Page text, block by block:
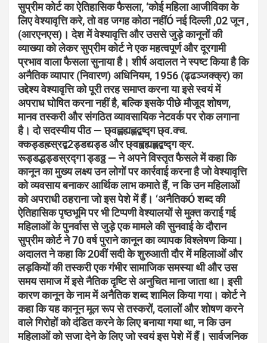
सुप्रीम कोर्ट का ऐतिहासिक फैसला, ‘कोई महिला आजीविका के
लिए वेश्यावृत्ति करे, तो वह जगह कोठा नहींÓ नई दिल्ली ,02 जून ,
(आरएनएस)। देश में वेश्यावृत्ति और उससे जुड़े कानूनों की
व्याख्या को लेकर सुप्रीम कोर्ट ने एक महत्वपूर्ण और दूरगामी
प्रभाव वाला फैसला सुनाया है। शीर्ष अदालत ने स्पष्ट किया है कि
अनैतिक व्यापार (निवारण) अधिनियम, 1956 (ढ्ढञ्जक्क्र) का
उद्देश्य वेश्यावृत्ति को पूरी तरह समाप्त करना या इसे स्वयं में
अपराध घोषित करना नहीं है, बल्कि इसके पीछे मौजूद शोषण,
मानव तस्करी और संगठित व्यावसायिक नेटवर्क पर रोक लगाना
है। दो सदस्यीय पीठ — छ्वह्वह्यह्लद्बष्द्ग छ्व.क्च.
क्कड्डह्म्स्रद्ब2ड्डद्यड्ड और छ्वह्वह्यह्लद्बष्द्ग क्र.
रूड्डद्धड्डस्रद्ग1ड्डठ्ठ — ने अपने विस्तृत फैसले में कहा कि
कानून का मुख्य लक्ष्य उन लोगों पर कार्रवाई करना है जो वेश्यावृत्ति
को व्यवसाय बनाकर आर्थिक लाभ कमाते हैं, न कि उन महिलाओं
को अपराधी ठहराना जो इस पेशे में हैं। ‘अनैतिकÓ शब्द की
ऐतिहासिक पृष्ठभूमि पर भी टिप्पणी वेश्यालयों से मुक्त कराई गई
महिलाओं के पुनर्वास से जुड़े एक मामले की सुनवाई के दौरान
सुप्रीम कोर्ट ने 70 वर्ष पुराने कानून का व्यापक विश्लेषण किया।
अदालत ने कहा कि 20वीं सदी के शुरुआती दौर में महिलाओं और
लड़कियों की तस्करी एक गंभीर सामाजिक समस्या थी और उस
समय समाज में इसे नैतिक दृष्टि से अनुचित माना जाता था। इसी
कारण कानून के नाम में अनैतिक शब्द शामिल किया गया। कोर्ट ने
कहा कि यह कानून मूल रूप से तस्करों, दलालों और शोषण करने
वाले गिरोहों को दंडित करने के लिए बनाया गया था, न कि उन
महिलाओं को सजा देने के लिए जो स्वयं इस पेशे में हैं। सार्वजनिक